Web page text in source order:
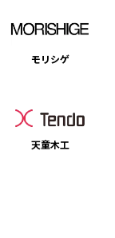
モリシゲ
天童木工